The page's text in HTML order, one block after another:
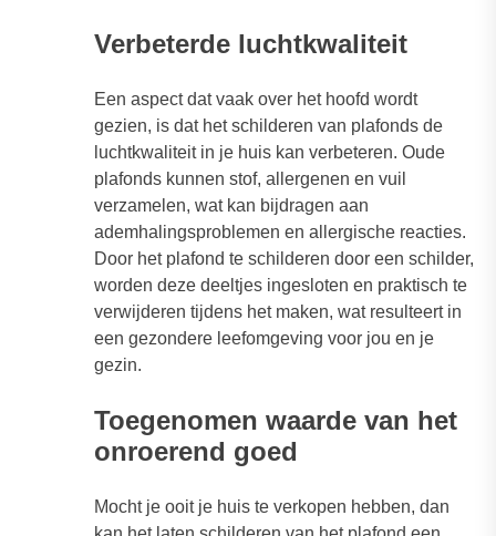
Verbeterde luchtkwaliteit
Een aspect dat vaak over het hoofd wordt
gezien, is dat het schilderen van plafonds de
luchtkwaliteit in je huis kan verbeteren. Oude
plafonds kunnen stof, allergenen en vuil
verzamelen, wat kan bijdragen aan
ademhalingsproblemen en allergische reacties.
Door het plafond te schilderen door een schilder,
worden deze deeltjes ingesloten en praktisch te
verwijderen tijdens het maken, wat resulteert in
een gezondere leefomgeving voor jou en je
gezin.
Toegenomen waarde van het
onroerend goed
Mocht je ooit je huis te verkopen hebben, dan